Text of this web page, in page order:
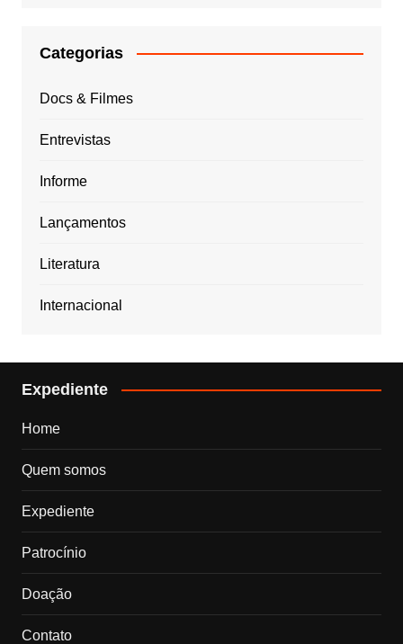
Categorias
Docs & Filmes
Entrevistas
Informe
Lançamentos
Literatura
Internacional
Expediente
Home
Quem somos
Expediente
Patrocínio
Doação
Contato